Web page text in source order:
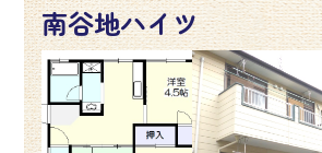
南谷地ハイツ